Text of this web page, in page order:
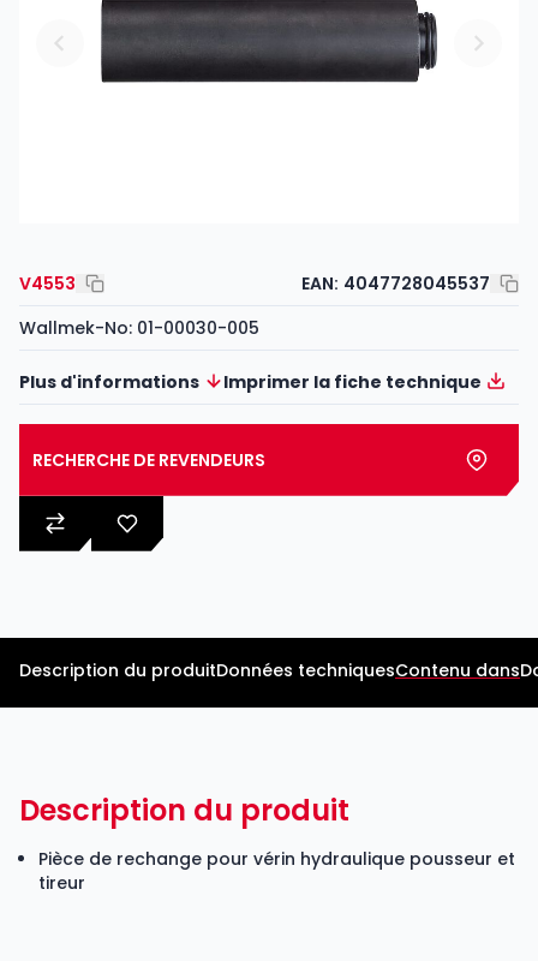
V4553 EAN: 4047728045537
Wallmek-No: 01-00030-005
Plus d'informations Imprimer la fiche technique
RECHERCHE DE REVENDEURS
Description du produitDonnées techniquesContenu dans
Description du produit
Pièce de rechange pour vérin hydraulique pousseur et
tireur